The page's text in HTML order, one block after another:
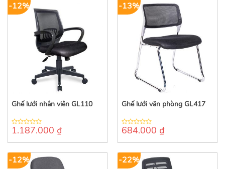
-12%
Ghế lưới nhân viên GL110
0
of
1.187.000 ₫
-13%
Ghế lưới văn phòng GL417
0
of
684.000 ₫
-12% -22%